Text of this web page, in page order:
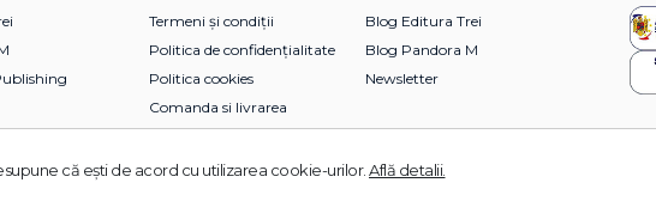
Termeni și condiții
Politica de confidențialitate
Politica cookies
Comanda si livrarea
Blog Editura Trei
Blog Pandora M
Newsletter
rezervate.
că eşti de acord cu utilizarea cookie-urilor. Află detalii.